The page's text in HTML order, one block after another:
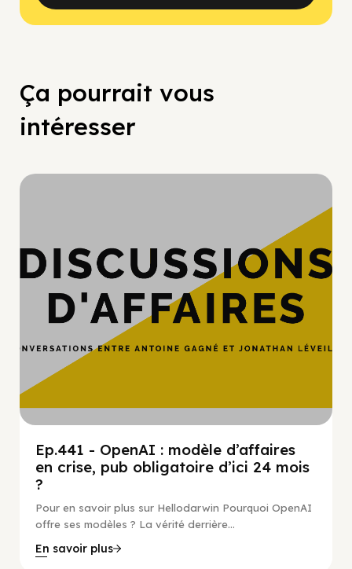
Ça pourrait vous
intéresser
Ep.441 - OpenAI : modèle d’affaires
en crise, pub obligatoire d’ici 24 mois
?
Pour en savoir plus sur Hellodarwin Pourquoi OpenAI
offre ses modèles ? La vérité derrière...
En savoir plus